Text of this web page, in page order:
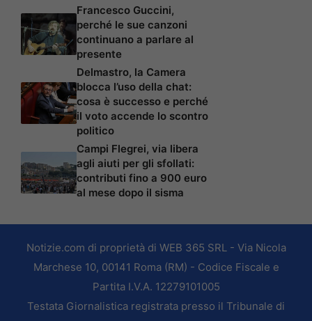
Francesco Guccini,
perché le sue canzoni
continuano a parlare al
presente
Delmastro, la Camera
blocca l’uso della chat:
cosa è successo e perché
il voto accende lo scontro
politico
Campi Flegrei, via libera
agli aiuti per gli sfollati:
contributi fino a 900 euro
al mese dopo il sisma
Notizie.com di proprietà di WEB 365 SRL - Via Nicola
Marchese 10, 00141 Roma (RM) - Codice Fiscale e
Partita I.V.A. 12279101005
Testata Giornalistica registrata presso il Tribunale di